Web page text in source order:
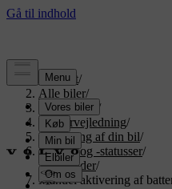
Support/
Alle biler/
EX90 2027 /
Brugervejledning/
Opladning af din bil/
Ladetid og -statusser/
Ladetider/
Manuel aktivering af